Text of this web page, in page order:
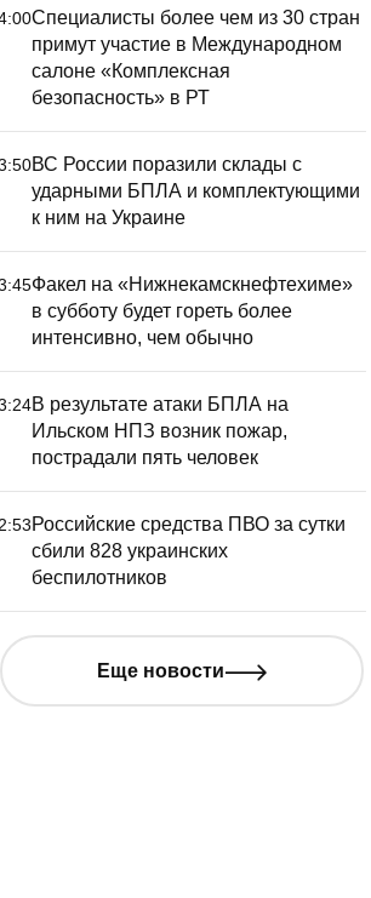
Специалисты более чем из 30 стран
примут участие в Международном
салоне «Комплексная
безопасность» в РТ
ВС России поразили склады с
ударными БПЛА и комплектующими
к ним на Украине
Факел на «Нижнекамскнефтехиме»
в субботу будет гореть более
интенсивно, чем обычно
В результате атаки БПЛА на
Ильском НПЗ возник пожар,
пострадали пять человек
Российские средства ПВО за сутки
сбили 828 украинских
беспилотников
Еще новости